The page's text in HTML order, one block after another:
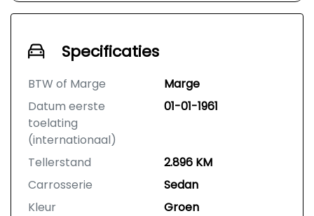
Specificaties
BTW of Marge
Marge
Datum eerste
toelating
(internationaal)
01-01-1961
Tellerstand
2.896 KM
Carrosserie
Sedan
Kleur
Groen